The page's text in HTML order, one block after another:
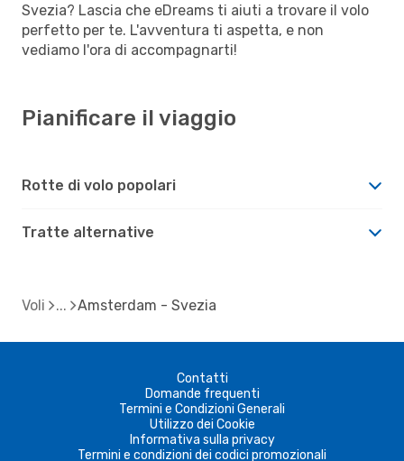
Svezia? Lascia che eDreams ti aiuti a trovare il volo
perfetto per te. L'avventura ti aspetta, e non
vediamo l'ora di accompagnarti!
Pianificare il viaggio
Rotte di volo popolari
Tratte alternative
Voli Amsterdam - Svezia
Contatti
Domande frequenti
Termini e Condizioni Generali
Utilizzo dei Cookie
Informativa sulla privacy
Termini e condizioni dei codici promozionali